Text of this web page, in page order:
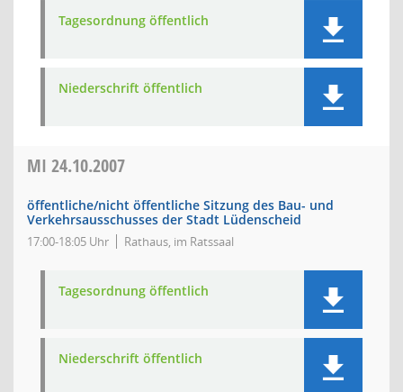
Tagesordnung öffentlich
Niederschrift öffentlich
MI 24.10.2007
öffentliche/nicht öffentliche Sitzung des Bau- und
Verkehrsausschusses der Stadt Lüdenscheid
17:00-18:05 Uhr Rathaus, im Ratssaal
Tagesordnung öffentlich
Niederschrift öffentlich